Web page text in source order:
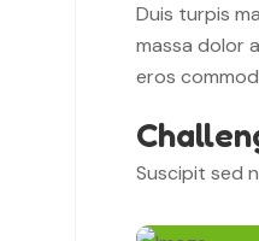
Duis turpis
massa dolor
eros
Suscipit sed